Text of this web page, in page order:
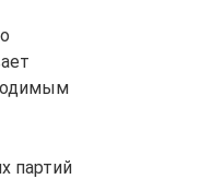
партий